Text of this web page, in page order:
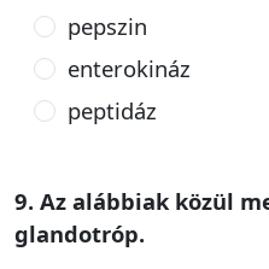
pepszin
enterokináz
peptidáz
9. Az alábbiak közül
glandotróp.